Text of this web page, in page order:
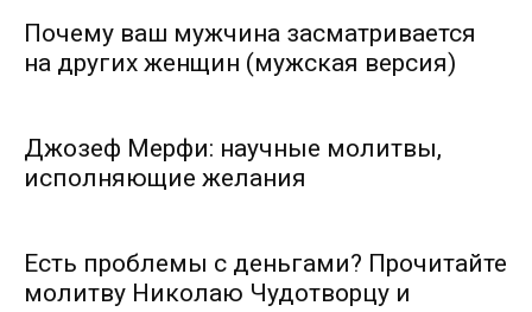
Почему ваш мужчина засматривается
на других женщин (мужская версия)
Джозеф Мерфи: научные молитвы,
исполняющие желания
Есть проблемы с деньгами? Прочитайте
молитву Николаю Чудотворцу и